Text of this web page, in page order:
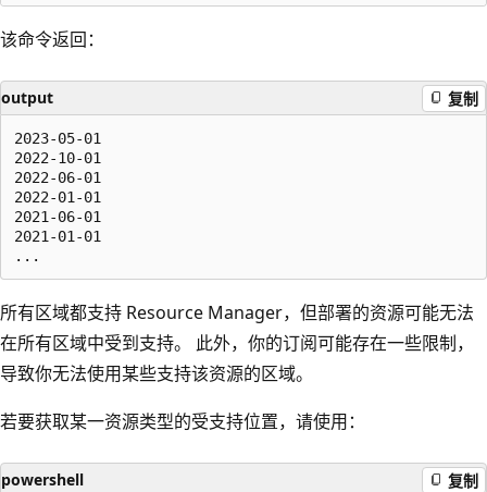
该命令返回：
output 复制
2023-05-01
2022-10-01
2022-06-01
2022-01-01
2021-06-01
2021-01-01
所有区域都支持 Resource Manager，但部署的资源可能无法
在所有区域中受到支持。 此外，你的订阅可能存在一些限制，
导致你无法使用某些支持该资源的区域。
若要获取某一资源类型的受支持位置，请使用：
powershell 复制